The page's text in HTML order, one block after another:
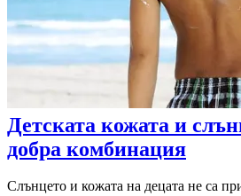
Детската кожата и
добра комбинация
Слънцето и кожата на децата не са